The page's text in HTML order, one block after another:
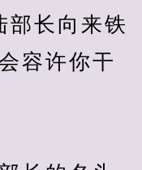
长向来铁
容许你干